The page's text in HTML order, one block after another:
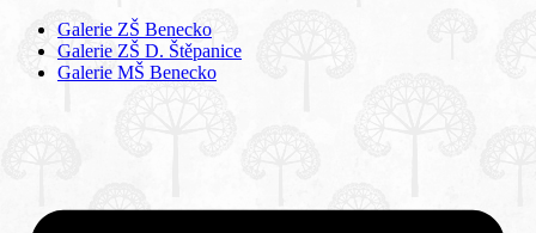
Galerie ZŠ Benecko
Galerie ZŠ D. Štěpanice
Galerie MŠ Benecko